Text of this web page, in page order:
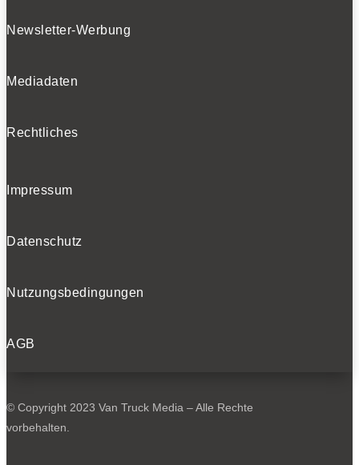
Newsletter-Werbung
Mediadaten
Rechtliches
Impressum
Datenschutz
Nutzungsbedingungen
AGB
© Copyright 2023 Van Truck Media – Alle Rechte
vorbehalten.